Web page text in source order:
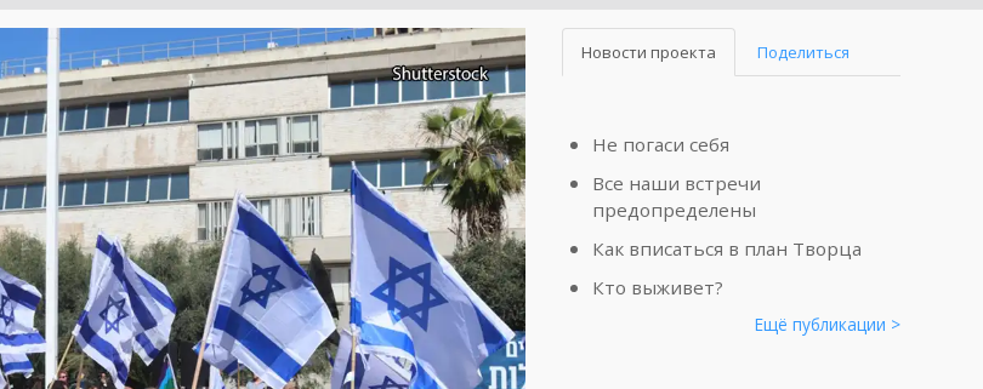
Новости проекта Поделиться
Не погаси себя
Все наши встречи
предопределены
Как вписаться в план Творца
Кто выживет?
Ещё публикации >